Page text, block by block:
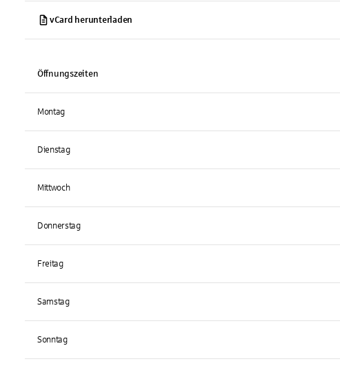
vCard herunterladen
Öffnungszeiten
Montag
Dienstag
Mittwoch
Donnerstag
Freitag
Samstag
Sonntag